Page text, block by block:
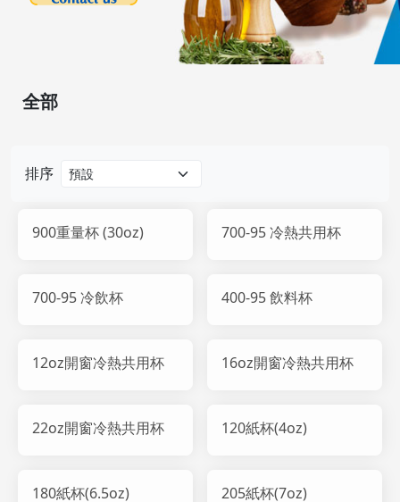
排序
900重量杯 (30oz) 700-95 冷熱共用杯
700-95 冷飲杯 400-95 飲料杯
12oz開窗冷熱共用杯 16oz開窗冷熱共用杯
22oz開窗冷熱共用杯 120紙杯(4oz)
180紙杯(6.5oz) 205紙杯(7oz)
全部